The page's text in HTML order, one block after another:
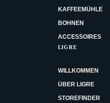
KAFFEEMÜHLE
BOHNEN
ACCESSOIRES
LIGRE
WILLKOMMEN
ÜBER LIGRE
STOREFINDER